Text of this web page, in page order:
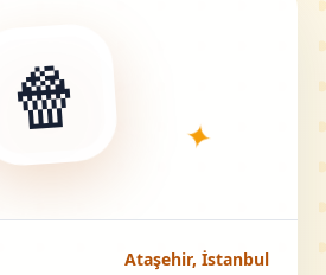
🍿 ✦
Ataşehir, İstanbul